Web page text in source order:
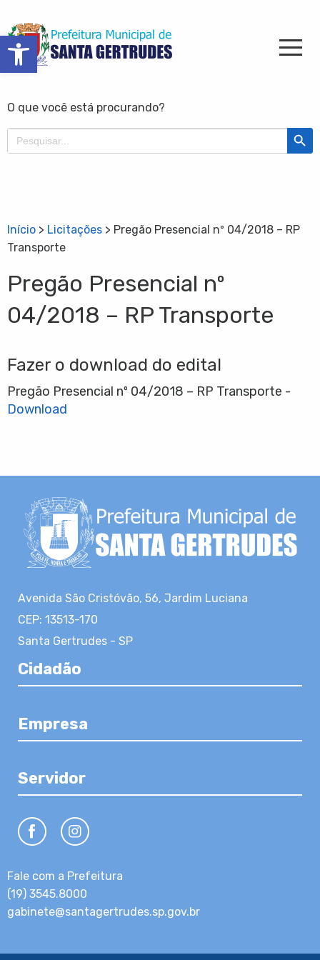
Barra de Ferramentas Aberta
O que você está procurando?
Search
for:
Search
Início > Licitações > Pregão Presencial nº 04/2018 – RP
Transporte
Pregão Presencial nº
04/2018 – RP Transporte
Fazer o download do edital
Pregão Presencial nº 04/2018 – RP Transporte -
Download
Avenida São Cristóvão, 56, Jardim Luciana
CEP: 13513-170
Santa Gertrudes - SP
Cidadão
Empresa
Servidor
Fale com a Prefeitura
(19) 3545.8000
gabinete@santagertrudes.sp.gov.br